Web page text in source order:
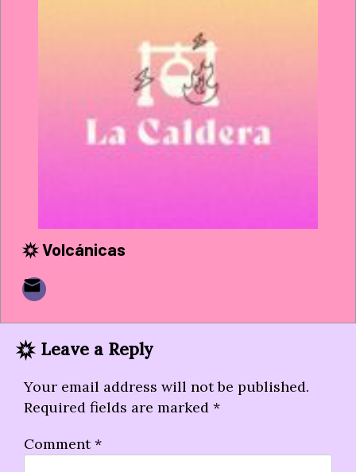
Volcánicas
Leave a Reply
Your email address will not be published.
Required fields are marked *
Comment*